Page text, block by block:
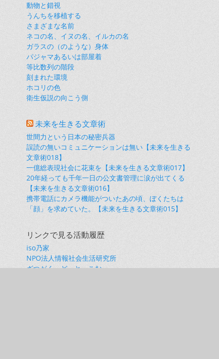
動物と錯視
うんちを移植する
さまざまな名前
ネコの名、イヌの名、イルカの名
ガラスの（のような）身体
パジャマあるいは部屋着
等比数列の階段
刻まれた環境
ホコリの色
衛生仮説の向こう側
未来を生きる文章術
世間力という日本の秘密兵器
誤読の無いコミュニケーションは無い【未来を生きる
文章術018】
一億総表現社会に花束を【未来を生きる文章術017】
20年経っても千年一日の公文書管理に涙が出てくる
【未来を生きる文章術016】
携帯電話にカメラ機能がついたあの頃、ぼくたちは
「顔」を求めていた。【未来を生きる文章術015】
リンクで見る活動履歴
iso乃家
NPO法人情報社会生活研究所
ざつがく・どっと・こむ